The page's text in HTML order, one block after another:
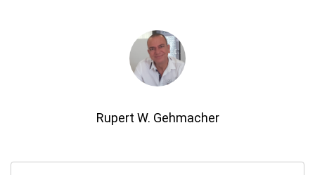
Rupert W. Gehmacher